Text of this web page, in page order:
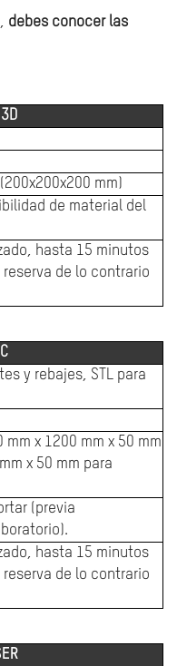
debes conocer las
3D
mm)
de material del
hasta 15 minutos
de lo contrario
y rebajes, STL para
x 1200 mm x 50 mm
x 50 mm para
(previa
hasta 15 minutos
de lo contrario